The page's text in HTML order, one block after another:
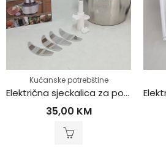
Kućanske potrebštine
Električna sjeckalica za povrće i meso
35,00 KM